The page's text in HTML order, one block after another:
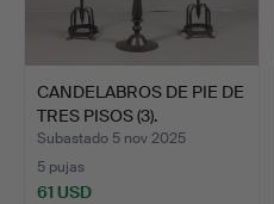
CANDELABROS DE PIE DE
TRES PISOS (3).
Subastado 5 nov 2025
5 pujas
61 USD